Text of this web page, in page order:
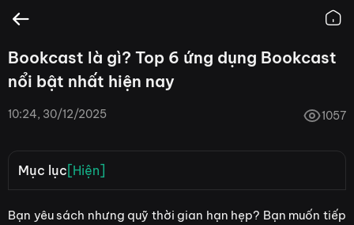
Bookcast là gì? Top 6 ứng dụng Bookcast
nổi bật nhất hiện nay
10:24, 30/12/2025 1057
Mục lục [Hiện]
Bookcast là gì?
Bạn yêu sách nhưng quỹ thời gian hạn hẹp? Bạn muốn tiếp